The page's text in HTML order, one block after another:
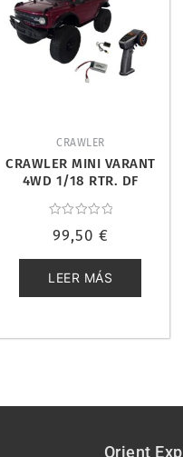
CRAWLER
CRAWLER MINI VARANT
4WD 1/18 RTR. DF
con
de
5
99,50 €
LEER MÁS
Orient